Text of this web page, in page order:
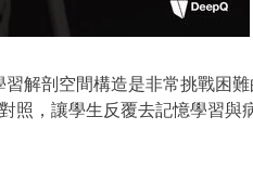
解剖空間構造是非常挑戰困
，讓學生反覆去記憶學習與